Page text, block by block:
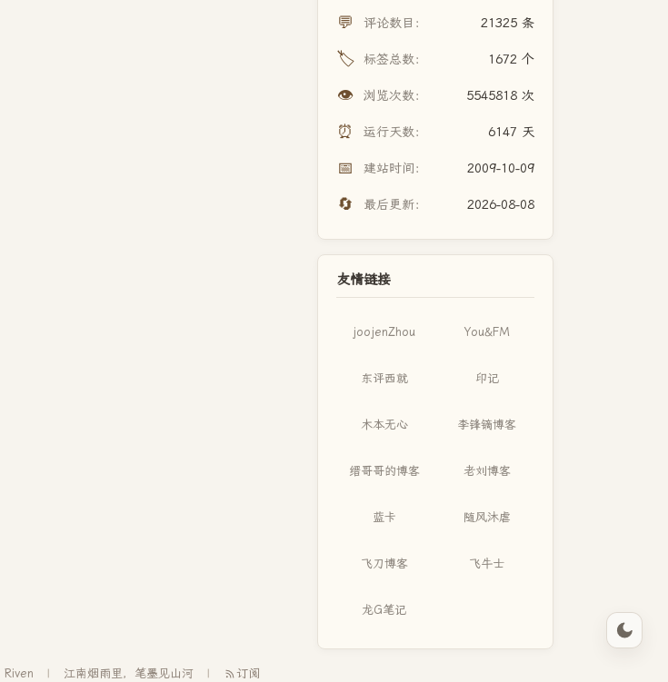
💬 评论数目： 21325 条
🏷️ 标签总数： 1672 个
👁️ 浏览次数： 5545818 次
⏰ 运行天数： 6147 天
📅 建站时间： 2009-10-09
🔄 最后更新： 2026-08-08
友情链接
joojenZhou You&FM
东评西就 印记
木本无心 李锋镝博客
缙哥哥的博客 老刘博客
蓝卡 随风沐虐
飞刀博客 飞牛士
龙G笔记
Riven 江南烟雨里，笔墨见山河 订阅